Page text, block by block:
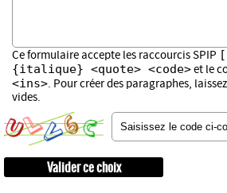
Ce formulaire accepte les raccourcis SPIP
{italique} <quote> <code>et le
<ins>. Pour créer des paragraphes,
vides.